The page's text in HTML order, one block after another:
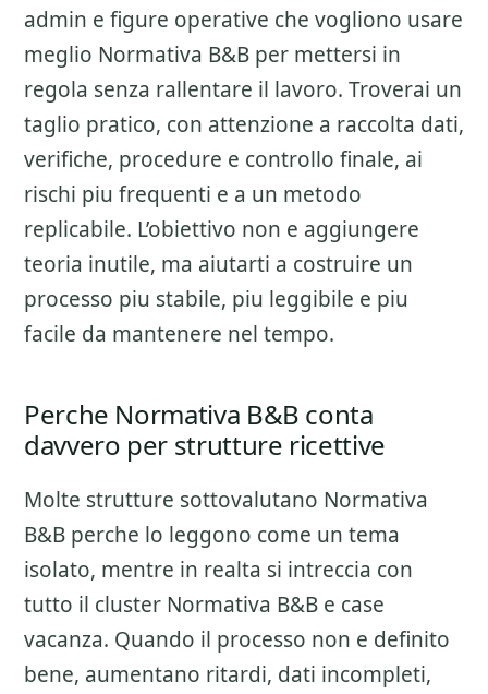
admin e figure operative che vogliono usare
meglio Normativa B&B per mettersi in
regola senza rallentare il lavoro. Troverai un
taglio pratico, con attenzione a raccolta dati,
verifiche, procedure e controllo finale, ai
rischi piu frequenti e a un metodo
replicabile. L’obiettivo non e aggiungere
teoria inutile, ma aiutarti a costruire un
processo piu stabile, piu leggibile e piu
facile da mantenere nel tempo.
Perche Normativa B&B conta
davvero per strutture ricettive
Molte strutture sottovalutano Normativa
B&B perche lo leggono come un tema
isolato, mentre in realta si intreccia con
tutto il cluster Normativa B&B e case
vacanza. Quando il processo non e definito
bene, aumentano ritardi, dati incompleti,